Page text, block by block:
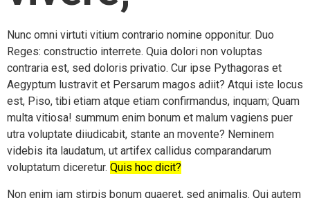
Nunc omni virtuti vitium contrario nomine opponitur. Duo
Reges: constructio interrete. Quia dolori non voluptas
contraria est, sed doloris privatio. Cur ipse Pythagoras et
Aegyptum lustravit et Persarum magos adiit? Atqui iste locus
est, Piso, tibi etiam atque etiam confirmandus, inquam; Quam
multa vitiosa! summum enim bonum et malum vagiens puer
utra voluptate diiudicabit, stante an movente? Neminem
videbis ita laudatum, ut artifex callidus comparandarum
voluptatum diceretur. Quis hoc dicit?
Non enim iam stirpis bonum quaeret, sed animalis. Qui autem